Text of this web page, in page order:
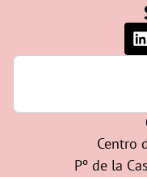
Centro
Pº de la